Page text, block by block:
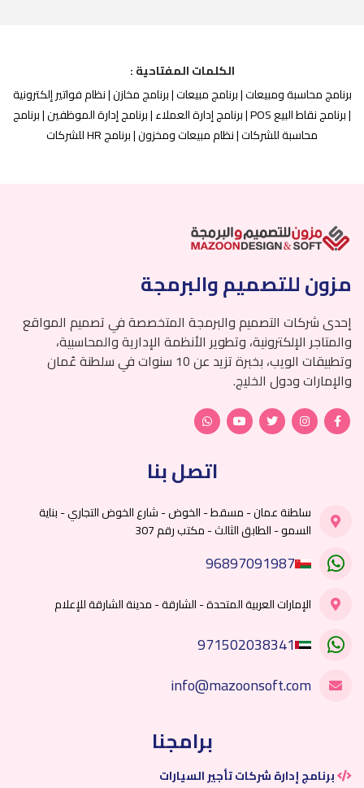
الكلمات المفتاحية :
برنامج محاسبة ومبيعات | برنامج مبيعات | برنامج مخازن | نظام فواتير إلكترونية
| برنامج نقاط البيع POS | برنامج إدارة العملاء | برنامج إدارة الموظفين | برنامج
محاسبة للشركات | نظام مبيعات ومخزون | برنامج HR للشركات
مزون للتصميم والبرمجة
إحدى شركات التصميم والبرمجة المتخصصة في تصميم المواقع
والمتاجر الإلكترونية، وتطوير الأنظمة الإدارية والمحاسبية،
وتطبيقات الويب، بخبرة تزيد عن 10 سنوات في سلطنة عُمان
والإمارات ودول الخليج.
اتصل بنا
سلطنة عمان - مسقط - الخوض - شارع الخوض التجاري - بناية
السمو - الطابق الثالث - مكتب رقم 307
96897091987
الإمارات العربية المتحدة - الشارقة - مدينة الشارقة للإعلام
971502038341
info@mazoonsoft.com
برامجنا
برنامج إدارة شركات تأجير السيارات